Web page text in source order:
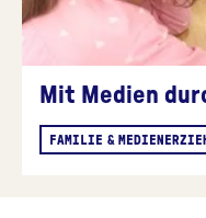
Mit Medien
FAMILIE &